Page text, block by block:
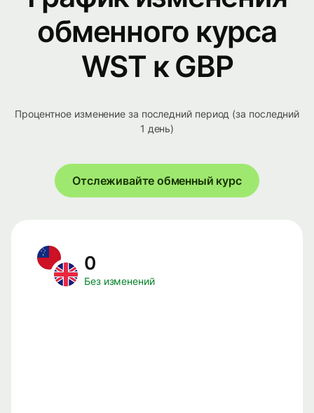
обменного курса
WST к GBP
Процентное изменение за последний период (за последний
1 день)
Отслеживайте обменный курс
0
Без изменений